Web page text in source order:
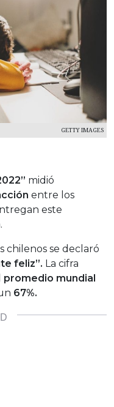
GETTY IMAGES
midió
entre los
este
chilenos se declaró
feliz”. La cifra
promedio mundial
67%.